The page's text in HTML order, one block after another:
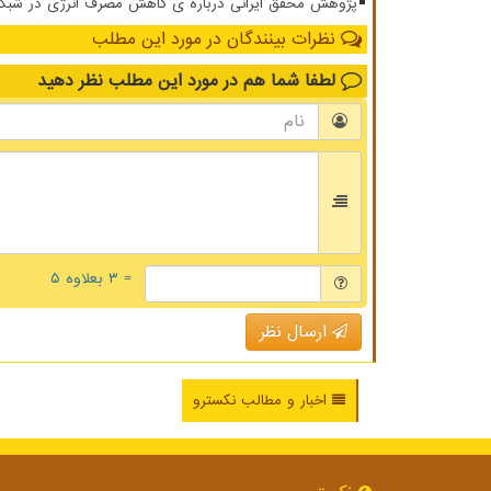
نظرات بینندگان در مورد این مطلب
لطفا شما هم در مورد این مطلب نظر دهید
= ۳ بعلاوه ۵
ارسال نظر
اخبار و مطالب نکسترو